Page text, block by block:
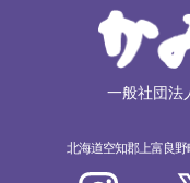
一般社団法
北海道空知郡上富良野